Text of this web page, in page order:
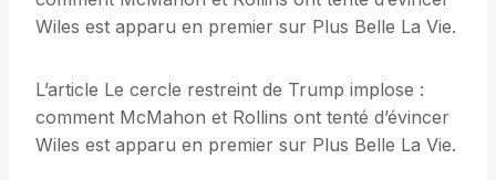
Wiles est apparu en premier sur Plus Belle La Vie.
L’article Le cercle restreint de Trump implose :
comment McMahon et Rollins ont tenté d’évincer
Wiles est apparu en premier sur Plus Belle La Vie.